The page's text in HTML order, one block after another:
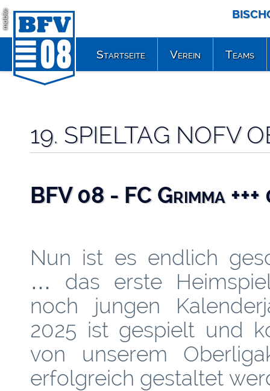
mobile
19. SPIELTAG NOFV
BFV 08 - FC Grimma
Nun ist es endlich
… das erste
noch jungen
2025 ist gespielt und
von unserem
erfolgreich gestaltet
Startseite Verein Teams